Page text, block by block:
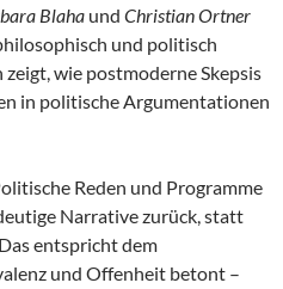
Blaha und Christian Ortner
und politisch
wie postmoderne Skepsis
in politische Argumentationen
Reden und Programme
Narrative zurück, statt
entspricht dem
und Offenheit betont –